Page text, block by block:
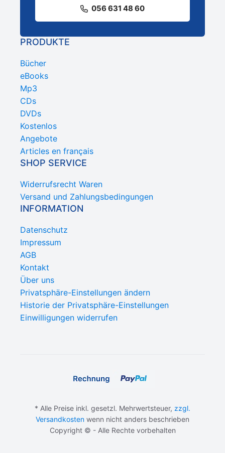
056 631 48 60
PRODUKTE
Bücher
eBooks
Mp3
CDs
DVDs
Kostenlos
Angebote
Articles en français
SHOP SERVICE
Widerrufsrecht Waren
Versand und Zahlungsbedingungen
INFORMATION
Datenschutz
Impressum
AGB
Kontakt
Über uns
Privatsphäre-Einstellungen ändern
Historie der Privatsphäre-Einstellungen
Einwilligungen widerrufen
* Alle Preise inkl. gesetzl. Mehrwertsteuer, zzgl.
Versandkosten wenn nicht anders beschrieben
Copyright © - Alle Rechte vorbehalten